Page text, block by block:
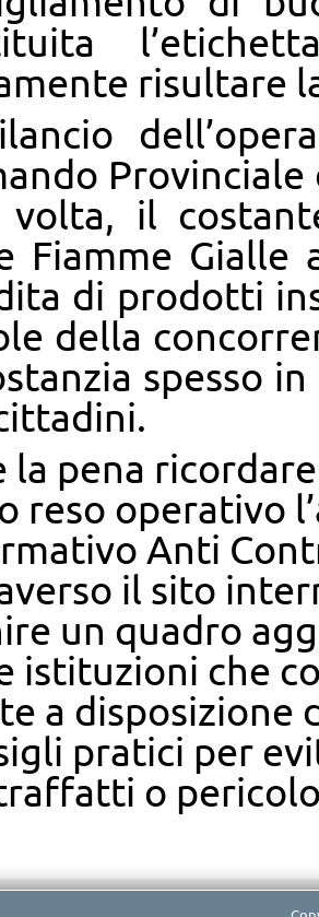
risultare
volta, il
Fiamme Gialle
di prodotti
della
spesso
la pena
reso operativo
Anti
il sito
un quadro
istituzioni che
a disposizione
pratici per
o